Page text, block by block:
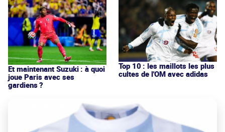
Et maintenant Suzuki : à quoi
joue Paris avec ses
gardiens ?
Top 10 : les maillots les plus
cultes de l'OM avec adidas